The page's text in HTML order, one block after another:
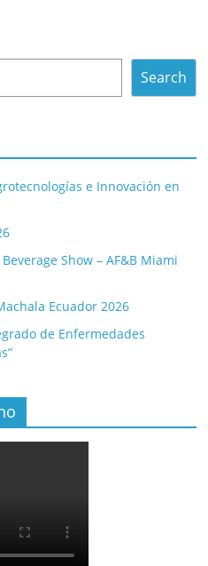
Search
e Innovación en
Show – AF&B Miami
Ecuador 2026
de Enfermedades